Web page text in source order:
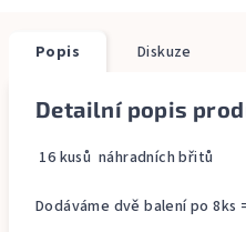
Popis Diskuze
Detailní popis
16 kusů náhradních břitů
Dodáváme dvě balení po 8ks